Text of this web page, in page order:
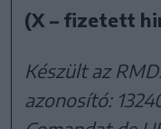
(X – fizetett
Készült az
azonosító: